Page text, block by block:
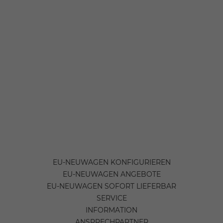
EU-NEUWAGEN KONFIGURIEREN
EU-NEUWAGEN ANGEBOTE
EU-NEUWAGEN SOFORT LIEFERBAR
SERVICE
INFORMATION